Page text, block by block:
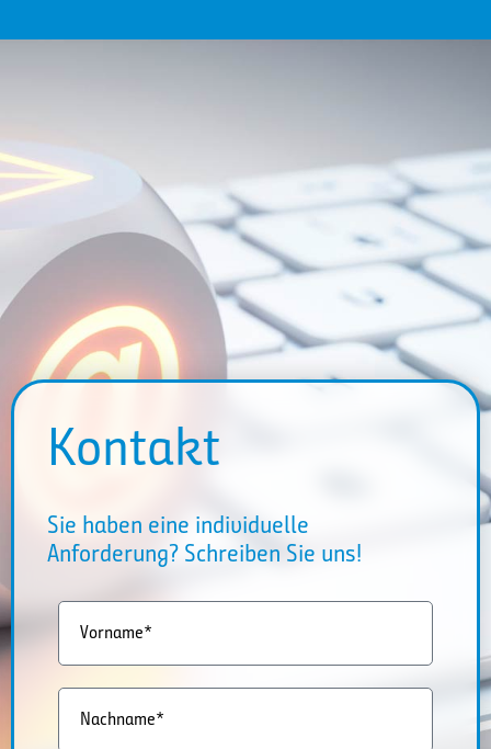
Kontakt
Sie haben eine individuelle
Anforderung? Schreiben Sie uns!
Vorname*
Nachname*